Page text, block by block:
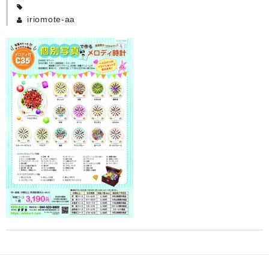
カード付フォトフレームクロック(集合)
目覚まし時計(集合＋個別)
メロディ時計(集合)
音声時計(集合)
目覚まし時計(個別)
お絵かきギャラリープラス(絵＋個別)
メロディ時計(個別)
iriomote-aa